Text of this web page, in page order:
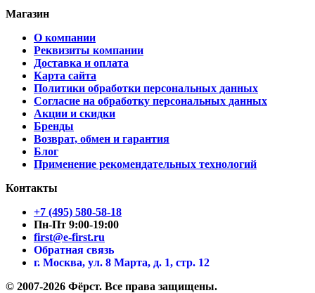
Магазин
О компании
Реквизиты компании
Доставка и оплата
Карта сайта
Политики обработки персональных данных
Согласие на обработку персональных данных
Акции и скидки
Бренды
Возврат, обмен и гарантия
Блог
Применение рекомендательных технологий
Контакты
+7 (495) 580-58-18
Пн-Пт 9:00-19:00
first@e-first.ru
Обратная связь
г. Москва, ул. 8 Марта, д. 1, стр. 12
© 2007-2026 Фёрст. Все права защищены.